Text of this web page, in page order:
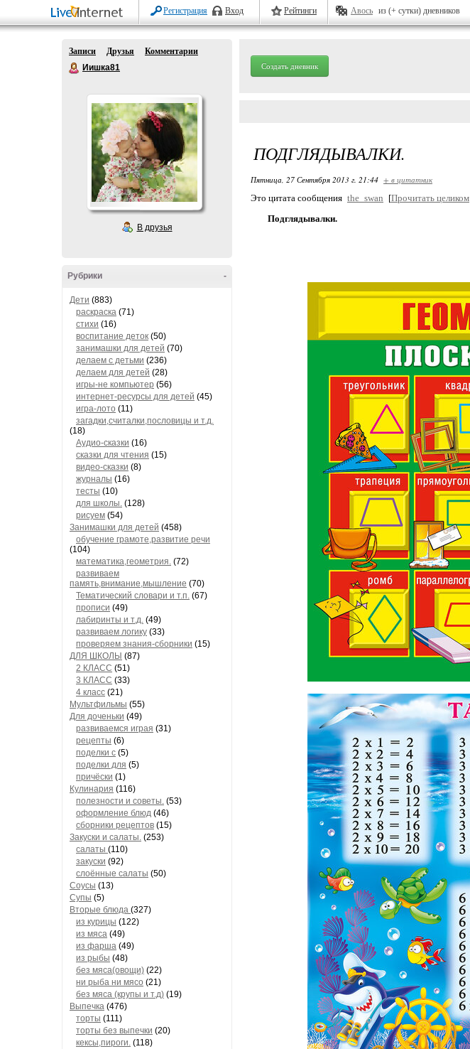
Регистрация Вход Рейтинги Авось из (+ сутки) дневников
Записи Друзья
Комментарии
Иишка81
В друзья
-
Рубрики
Дети (883)
раскраска (71)
стихи (16)
воспитание деток (50)
занимашки для детей (70)
делаем с детьми (236)
делаем для детей (28)
игры-не компьютер (56)
интернет-ресурсы для детей (45)
игра-лото (11)
загадки,считалки,пословицы и т.д.
(18)
Аудио-сказки (16)
сказки для чтения (15)
видео-сказки (8)
журналы (16)
тесты (10)
для школы. (128)
рисуем (54)
Занимашки для детей (458)
обучение грамоте,развитие речи
(104)
математика,геометрия. (72)
развиваем
память,внимание,мышление (70)
Тематический словари и т.п. (67)
прописи (49)
лабиринты и т.д. (49)
развиваем логику (33)
проверяем знания-сборники (15)
ДЛЯ ШКОЛЫ (87)
2 КЛАСС (51)
3 КЛАСС (33)
4 класс (21)
Мультфильмы (55)
Для доченьки (49)
развиваемся играя (31)
рецепты (6)
поделки с (5)
поделки для (5)
причёски (1)
Кулинария (116)
полезности и советы. (53)
оформление блюд (46)
сборники рецептов (15)
Закуски и салаты. (253)
салаты (110)
закуски (92)
слоённые салаты (50)
Соусы (13)
Супы (5)
Вторые блюда (327)
из курицы (122)
из мяса (49)
из фарша (49)
из рыбы (48)
без мяса(овощи) (22)
ни рыба ни мясо (21)
без мяса (крупы и т.д) (19)
Выпечка (476)
торты (111)
торты без выпечки (20)
кексы,пироги. (118)
Создать дневник
ПОДГЛЯДЫВАЛКИ.
Пятница, 27 Сентября 2013 г. 21:44 + в цитатник
Это цитата сообщения the_swan [Прочитать целиком
Подглядывалки.